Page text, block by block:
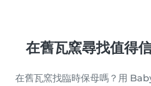
在舊瓦窯尋找值得
在舊瓦窯找臨時保母嗎？用